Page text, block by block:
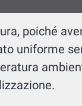
poiché
uniforme